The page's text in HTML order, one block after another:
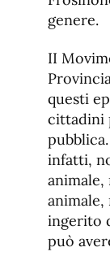
genere.
II
questi
cittadini
infatti,
animale,
animale,
ingerito
può